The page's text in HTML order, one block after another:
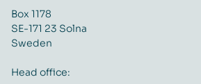
Box 1178
SE-171 23 Solna
Sweden
Head office: